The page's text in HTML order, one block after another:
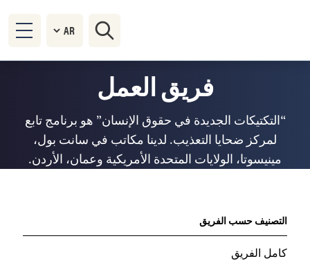
فريق العمل
“التكتيكات الجديدة في حقوق الإنسان” هو برنامج تابع
لمركز ضحايا التعذيب. لدينا مكاتب في سانت بول،
مينيسوتا، الولايات المتحدة الأمريكية وعمان، الأردن.
التصنيف حسب الفريق
كامل الفريق